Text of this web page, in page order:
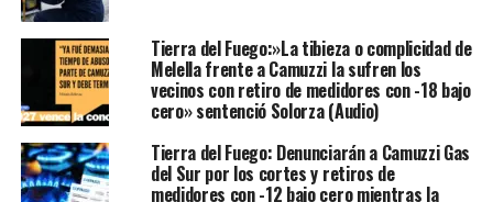
Tierra del Fuego:»La tibieza o complicidad de
Melella frente a Camuzzi la sufren los
vecinos con retiro de medidores con -18 bajo
cero» sentenció Solorza (Audio)
Tierra del Fuego: Denunciarán a Camuzzi Gas
del Sur por los cortes y retiros de
medidores con -12 bajo cero mientras la